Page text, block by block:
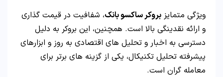
ویژگی متمایز بروکر ساکسو بانک، شفافیت در قیمت‌ گذاری
و ارائه نقدینگی بالا است. همچنین، این بروکر به دلیل
دسترسی به اخبار و تحلیل‌ های اقتصادی به‌ روز و ابزارهای
پیشرفته تحلیل تکنیکال، یکی از گزینه‌ های برتر برای
معامله‌ گران است.